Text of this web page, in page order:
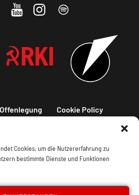
Cookies, um die Nutzererfahrung zu
bestimmte Dienste und Funktionen
Cookie Policy